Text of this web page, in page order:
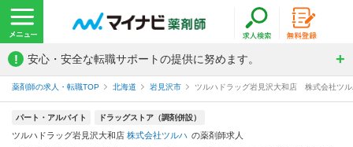
! 安心・安全な転職サポートの提供に努めます。
薬剤師の求人・転職TOP 北海道 岩見沢市 ツルハドラッグ岩見沢大和店 株式会社ツ
パート・アルバイト ドラッグストア（調剤併設）
ツルハドラッグ岩見沢大和店 株式会社ツルハ の薬剤師求人